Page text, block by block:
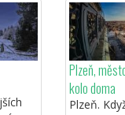
Plzeň,
kolo doma
Plzeň.